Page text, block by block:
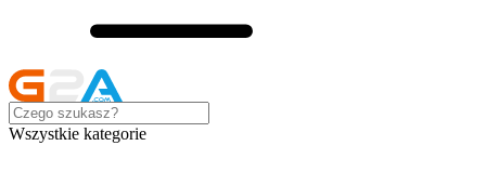
Wszystkie kategorie